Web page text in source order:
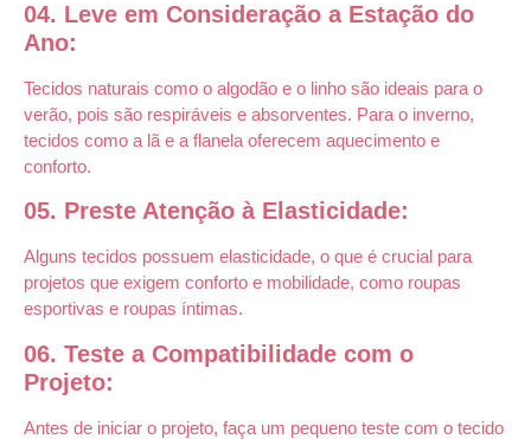
04. Leve em Consideração a Estação do
Ano:
Tecidos naturais como o algodão e o linho são ideais para o
verão, pois são respiráveis e absorventes. Para o inverno,
tecidos como a lã e a flanela oferecem aquecimento e
conforto.
05. Preste Atenção à Elasticidade:
Alguns tecidos possuem elasticidade, o que é crucial para
projetos que exigem conforto e mobilidade, como roupas
esportivas e roupas íntimas.
06. Teste a Compatibilidade com o
Projeto:
Antes de iniciar o projeto, faça um pequeno teste com o tecido